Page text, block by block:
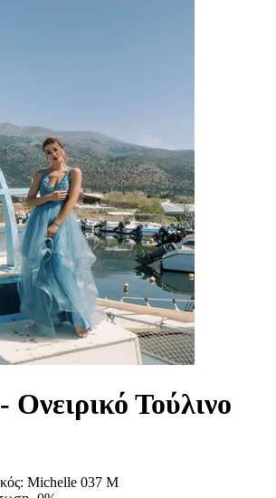
Τούλινο
Michelle 037 M